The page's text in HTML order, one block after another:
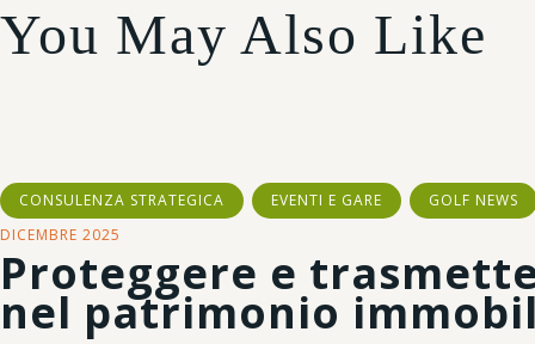
You May Also Like
CONSULENZA STRATEGICA EVENTI E GARE
GOLF NEWS
DICEMBRE 2025
Proteggere e
nel patrimonio